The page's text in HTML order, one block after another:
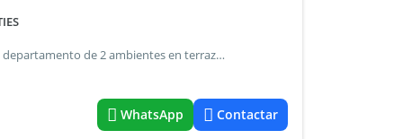
Departamento - alquiler 2 ambientes zona pilar muy lindo departamento de 2 ambientes en terrazas del lago. Cuenta con cocina independiente, dormitorio, living comedor, baño, balcón con terraza. Posee una cochera fija subterránea. Cuenta con aire acondicionado y luces. El edificio tiene sum, gimnasio, lindísimos jardines, pileta solarium y cocheras de cortesía a. A metros de panamericana, sobre calle champagnat, en donde se accede a shopping paseo champagnat, consultorios, universidades, servicios, et amueblado
WhatsApp Contactar